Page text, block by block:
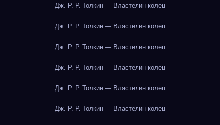
Дж. Р. Р. Толкин — Властелин колец
Дж. Р. Р. Толкин — Властелин колец
Дж. Р. Р. Толкин — Властелин колец
Дж. Р. Р. Толкин — Властелин колец
Дж. Р. Р. Толкин — Властелин колец
Дж. Р. Р. Толкин — Властелин колец